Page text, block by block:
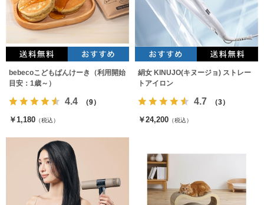
bebecoこどもぱんけーき（利用開始
目安：1歳～）
4.4 （9）
￥1,180 （税込）
絹女 KINUJO(キヌージョ) ストレー
トアイロン
4.7 （3）
￥24,200 （税込）